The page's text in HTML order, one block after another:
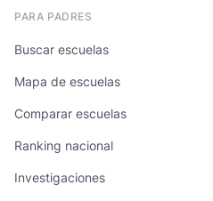
PARA PADRES
Buscar escuelas
Mapa de escuelas
Comparar escuelas
Ranking nacional
Investigaciones